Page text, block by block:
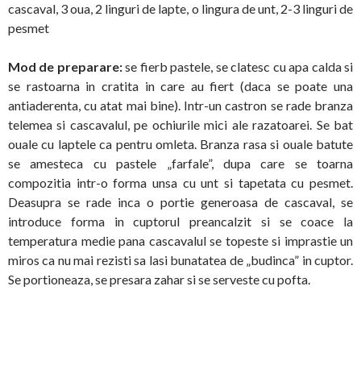
cascaval, 3 oua, 2 linguri de lapte, o lingura de unt, 2-3 linguri de
pesmet
Mod de preparare:se fierb pastele, se clatesc cu apa calda si
se rastoarna in cratita in care au fiert (daca se poate una
antiaderenta, cu atat mai bine). Intr-un castron se rade branza
telemea si cascavalul, pe ochiurile mici ale razatoarei. Se bat
ouale cu laptele ca pentru omleta. Branza rasa si ouale batute
se amesteca cu pastele „farfale”, dupa care se toarna
compozitia intr-o forma unsa cu unt si tapetata cu pesmet.
Deasupra se rade inca o portie generoasa de cascaval, se
introduce forma in cuptorul preancalzit si se coace la
temperatura medie pana cascavalul se topeste si imprastie un
miros ca nu mai rezisti sa lasi bunatatea de „budinca” in cuptor.
Se portioneaza, se presara zahar si se serveste cu pofta.